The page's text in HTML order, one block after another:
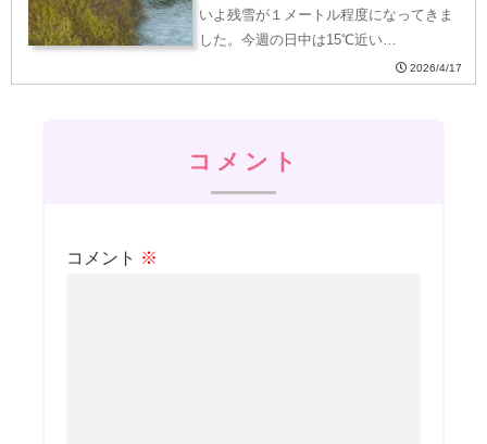
いよ残雪が１メートル程度になってきま
した。今週の日中は15℃近い…
2026/4/17
コメント
コメント ※